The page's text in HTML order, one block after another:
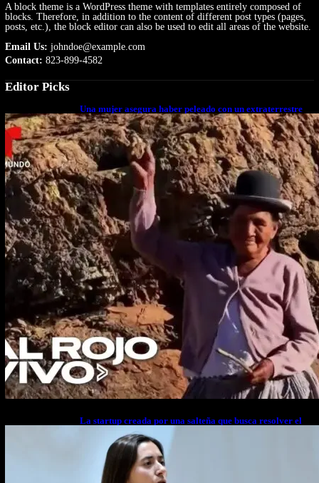
A block theme is a WordPress theme with templates entirely composed of
blocks. Therefore, in addition to the content of different post types (pages,
posts, etc.), the block editor can also be used to edit all areas of the website.
Email Us: johndoe@example.com
Contact: 823-899-4582
Editor Picks
Una mujer asegura haber peleado con un extraterrestre
cuerpo a cuerpo
La startup creada por una salteña que busca resolver el
estrés financiero en Latinoamérica